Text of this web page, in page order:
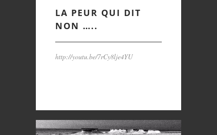
LA PEUR QUI DIT
NON …..
http://youtu.be/7rCy8lje4YU